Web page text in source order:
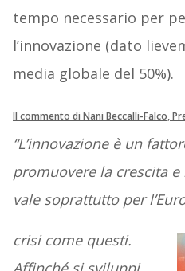
tempo necessario per
l’innovazione (dato
media globale del 50%).
Il commento di Nani Beccalli-Falco,
“L’innovazione è un
promuovere la crescita
vale soprattutto per
crisi come questi.